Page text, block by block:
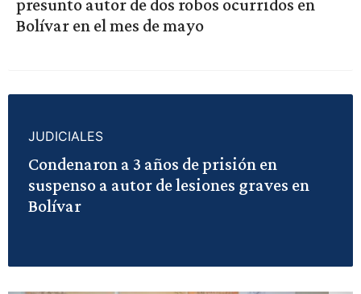
presunto autor de dos robos ocurridos en
Bolívar en el mes de mayo
JUDICIALES
Condenaron a 3 años de prisión en
suspenso a autor de lesiones graves en
Bolívar